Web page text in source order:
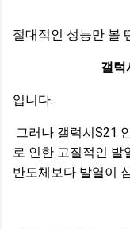
절대적인 성능만 볼
갤럭
입니다.
그러나 갤럭시S21
로 인한 고질적인 발
반도체보다 발열이